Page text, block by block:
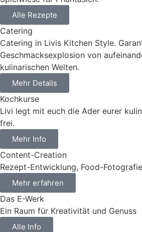
Alle Rezepte
Catering
Catering in Livis Kitchen Style.
Geschmacksexplosion von
kulinarischen Welten.
Mehr Details
Kochkurse
Livi legt mit euch die Ader eurer
frei.
Mehr Info
Content-Creation
Rezept-Entwicklung, Food-
Mehr erfahren
Das E-Werk
Ein Raum für Kreativität und Genuss
Alle Info